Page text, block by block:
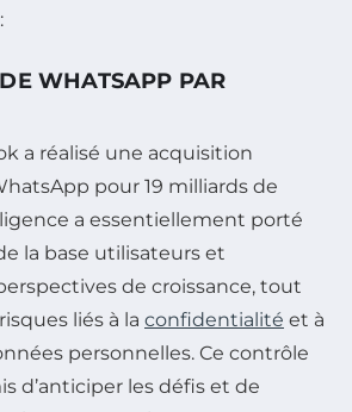
WHATSAPP PAR
a réalisé une acquisition
pour 19 milliards de
a essentiellement porté
la base utilisateurs et
de croissance, tout
liés à la confidentialité et à
personnelles. Ce contrôle
d’anticiper les défis et de